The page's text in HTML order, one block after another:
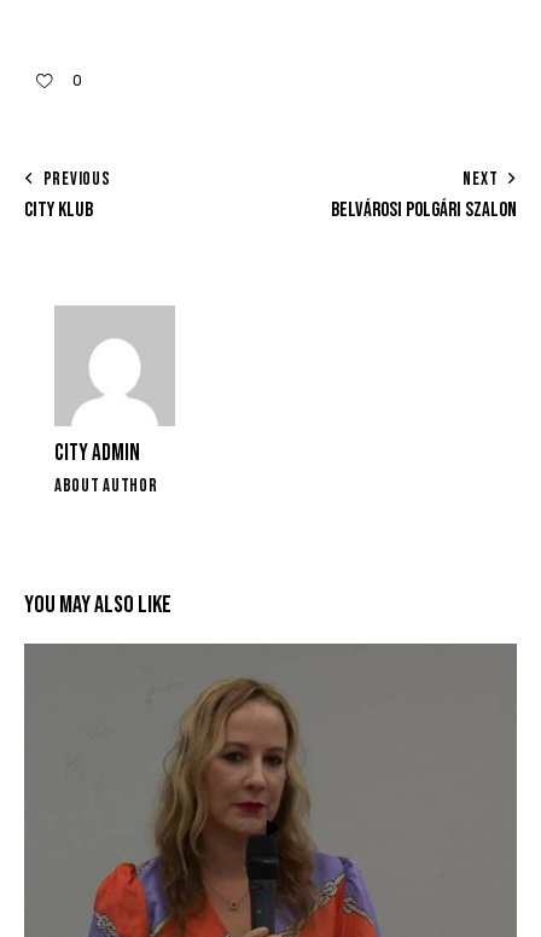
0
PREVIOUS
CITY KLUB
NEXT
BELVÁROSI POLGÁRI SZALON
CITY ADMIN
ABOUT AUTHOR
YOU MAY ALSO LIKE